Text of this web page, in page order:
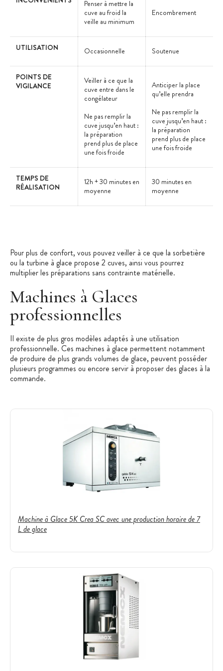
Penser à mettre la
cuve au froid la
veille au minimum
Encombrement
UTILISATION Occasionnelle Soutenue
POINTS DE
VIGILANCE
Veiller à ce que la
cuve entre dans le
congélateur
Ne pas remplir la
cuve jusqu’en haut :
la préparation
prend plus de place
une fois froide
Anticiper la place
qu’elle prendra
Ne pas remplir la
cuve jusqu’en haut :
la préparation
prend plus de place
une fois froide
TEMPS DE
RÉALISATION
12h + 30 minutes en
moyenne
30 minutes en
moyenne
Pour plus de confort, vous pouvez veiller à ce que la sorbetière
ou la turbine à glace propose 2 cuves, ainsi vous pourrez
multiplier les préparations sans contrainte matérielle.
Machines à Glaces
professionnelles
Il existe de plus gros modèles adaptés à une utilisation
professionnelle. Ces machines à glace permettent notamment
de produire de plus grands volumes de glace, peuvent posséder
plusieurs programmes ou encore servir à proposer des glaces à la
commande.
Machine à Glace 5K Crea SC avec une production horaire de 7
L de glace